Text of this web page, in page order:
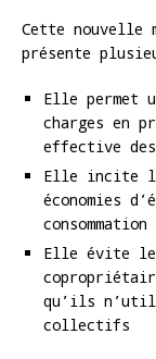
Cette nouvelle
présente
Elle permet
charges en
effective
Elle incite
économies
Elle évite
qu’ils
collectifs